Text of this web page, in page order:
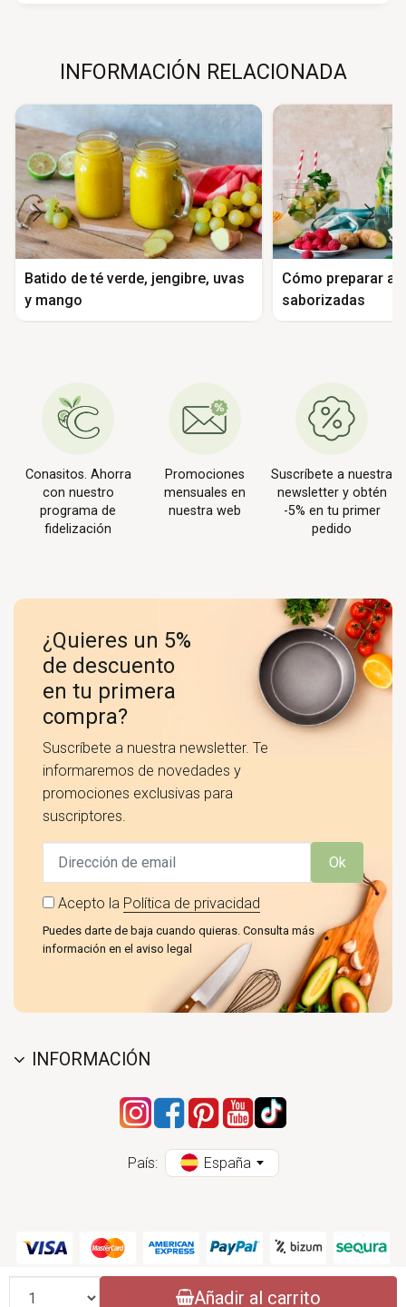
Añadir al carrito
INFORMACIÓN RELACIONADA
Batido de té verde, jengibre, uvas
y mango
Cómo preparar
saborizadas
Conasitos. Ahorra
con nuestro
programa de
fidelización
Promociones
mensuales en
nuestra web
Suscríbete a nuestra
newsletter y obtén
-5% en tu primer
pedido
¿Quieres un 5%
de descuento
en tu primera
compra?
Suscríbete a nuestra newsletter. Te
informaremos de novedades y
promociones exclusivas para
suscriptores.
Ok
Acepto la Política de privacidad
Puedes darte de baja cuando quieras. Consulta más
información en el aviso legal
INFORMACIÓN
País: España
CONASI 2004 - 2026 (CC) - ESPECIALISTAS EN PRODUCTOS DE COCINA